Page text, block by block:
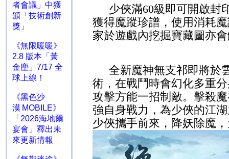
者會議」中獲
頒「技術創新
獎」
《無限暖暖》
2.8 版本「黃
金塵」7/17 全
球上線！
《黑色沙
漠 MOBILE》
「2026海地爾
宴會」釋出未
來更新情報
少俠滿60級即可開啟封
獲得魔蹤珍譜，使用消耗
家於遊戲內挖掘寶藏圖亦
全新魔神無支祁即將於
術，在戰鬥時會幻化多重
攻擊方能一招制敵。擊殺
強自身戰力，為少俠的江
少俠攜手前來，降妖除魔